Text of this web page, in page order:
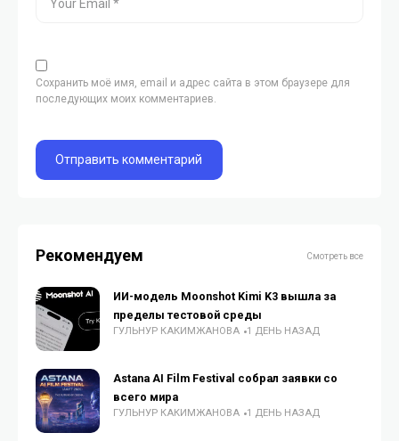
Сохранить моё имя, email и адрес сайта в этом браузере для
последующих моих комментариев.
Рекомендуем Смотреть все
ИИ-модель Moonshot Kimi K3 вышла за
пределы тестовой среды
ГУЛЬНУР КАКИМЖАНОВА 1 ДЕНЬ НАЗАД
Astana AI Film Festival собрал заявки со
всего мира
ГУЛЬНУР КАКИМЖАНОВА 1 ДЕНЬ НАЗАД